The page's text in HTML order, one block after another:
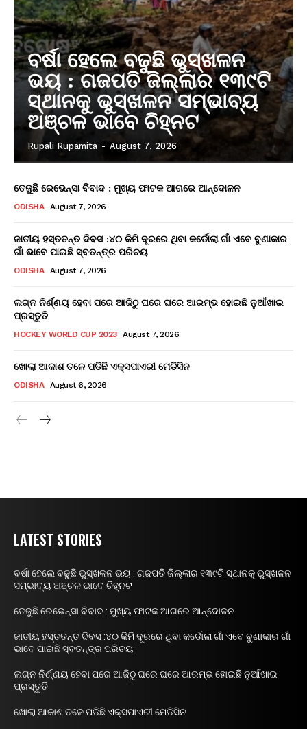
ବର୍ଷା ହେଲେ ବଢୁଛି ଭୁସ୍ଖଳନ
ଭୟ : ଗଜପତି ଜିଲ୍ଲାର ୧୩୯ଟି
ସ୍ଥାନକୁ ଭୁସ୍ଖଳନ ସମ୍ଭାବ୍ୟ
ଅଞ୍ଚଳ ଭାବେ ଚିହ୍ନଟ
Rupali Rupamita - August 7, 2026
ତେଜୁଛି ରେଭେନ୍ସା ବିବାଦ : ମୁଖ୍ୟ ଫାଟକ ଆଗରେ ଆନ୍ଦୋଳନ
ODISHA August 7, 2026
ଜାତୀୟ ହସ୍ତତନ୍ତ ଦିବସ :୪୦ କିମି ଦୂରରେ ଥିବା କର୍ଡୋଲା ଗାଁ ଏବେ ବୁଣାକାର
ଗାଁ ଭାବେ ପାଇଛି ସ୍ବତନ୍ତ୍ର ପରିଚୟ
ODISHA August 7, 2026
ଲଗ୍ନ ନିର୍ଣ୍ଣୟ ହେବା ପରେ ଆଜିଠୁ ଘରେ ଘରେ ଆରମ୍ଭ ହୋଇଛି ନୁଆଁଖାଇ
ପ୍ରସ୍ତୁତି
HOCKEY WORLD CUP 2023 August 7, 2026
ଖୋଲା ଆକାଶ ତଳେ ପଡିଛି ଏକ୍ସପାଏରୀ ମେଡିସିନ
ODISHA August 6, 2026
LATEST STORIES
ବର୍ଷା ହେଲେ ବଢୁଛି ଭୁସ୍ଖଳନ ଭୟ : ଗଜପତି ଜିଲ୍ଲାର ୧୩୯ଟି ସ୍ଥାନକୁ ଭୁସ୍ଖଳନ
ସମ୍ଭାବ୍ୟ ଅଞ୍ଚଳ ଭାବେ ଚିହ୍ନଟ
ତେଜୁଛି ରେଭେନ୍ସା ବିବାଦ : ମୁଖ୍ୟ ଫାଟକ ଆଗରେ ଆନ୍ଦୋଳନ
ଜାତୀୟ ହସ୍ତତନ୍ତ ଦିବସ :୪୦ କିମି ଦୂରରେ ଥିବା କର୍ଡୋଲା ଗାଁ ଏବେ ବୁଣାକାର ଗାଁ
ଭାବେ ପାଇଛି ସ୍ବତନ୍ତ୍ର ପରିଚୟ
ଲଗ୍ନ ନିର୍ଣ୍ଣୟ ହେବା ପରେ ଆଜିଠୁ ଘରେ ଘରେ ଆରମ୍ଭ ହୋଇଛି ନୁଆଁଖାଇ
ପ୍ରସ୍ତୁତି
ଖୋଲା ଆକାଶ ତଳେ ପଡିଛି ଏକ୍ସପାଏରୀ ମେଡିସିନ